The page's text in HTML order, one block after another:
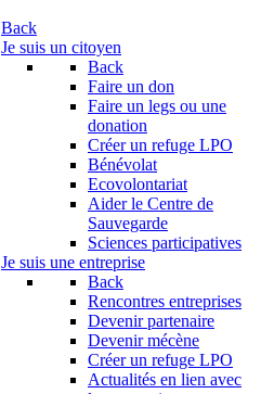
Back
Je suis un citoyen
Back
Faire un don
Faire un legs ou une
donation
Créer un refuge LPO
Bénévolat
Ecovolontariat
Aider le Centre de
Sauvegarde
Sciences participatives
Je suis une entreprise
Back
Rencontres entreprises
Devenir partenaire
Devenir mécène
Créer un refuge LPO
Actualités en lien avec